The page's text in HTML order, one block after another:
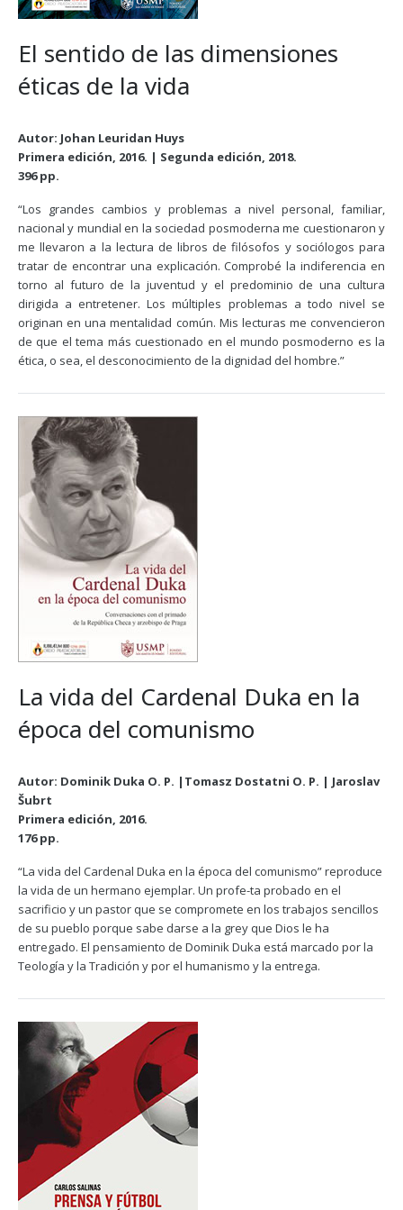
El sentido de las dimensiones
éticas de la vida
Autor: Johan Leuridan Huys
Primera edición, 2016. | Segunda edición, 2018.
396 pp.
“Los grandes cambios y problemas a nivel personal, familiar,
nacional y mundial en la sociedad posmoderna me cuestionaron y
me llevaron a la lectura de libros de filósofos y sociólogos para
tratar de encontrar una explicación. Comprobé la indiferencia en
torno al futuro de la juventud y el predominio de una cultura
dirigida a entretener. Los múltiples problemas a todo nivel se
originan en una mentalidad común. Mis lecturas me convencieron
de que el tema más cuestionado en el mundo posmoderno es la
ética, o sea, el desconocimiento de la dignidad del hombre.”
La vida del Cardenal Duka en la
época del comunismo
Autor: Dominik Duka O. P. |Tomasz Dostatni O. P. | Jaroslav
Šubrt
Primera edición, 2016.
176 pp.
“La vida del Cardenal Duka en la época del comunismo” reproduce
la vida de un hermano ejemplar. Un profe-ta probado en el
sacrificio y un pastor que se compromete en los trabajos sencillos
de su pueblo porque sabe darse a la grey que Dios le ha
entregado. El pensamiento de Dominik Duka está marcado por la
Teología y la Tradición y por el humanismo y la entrega.